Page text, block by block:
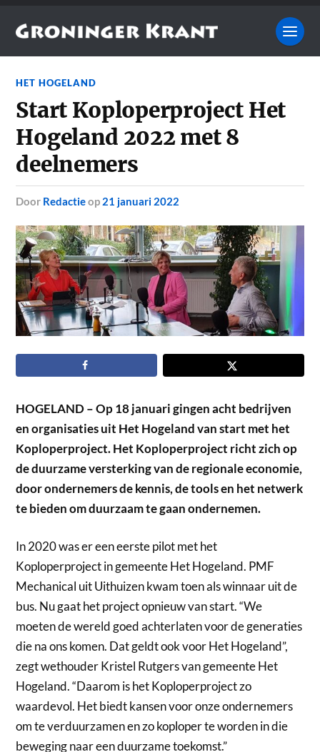
HET HOGELAND
Start Koploperproject Het
Hogeland 2022 met 8
deelnemers
door Redactieop 21 januari 2022
HOGELAND – Op 18 januari gingen acht bedrijven
en organisaties uit Het Hogeland van start met het
Koploperproject. Het Koploperproject richt zich op
de duurzame versterking van de regionale economie,
door ondernemers de kennis, de tools en het netwerk
te bieden om duurzaam te gaan ondernemen.
In 2020 was er een eerste pilot met het
Koploperproject in gemeente Het Hogeland. PMF
Mechanical uit Uithuizen kwam toen als winnaar uit de
bus. Nu gaat het project opnieuw van start. “We
moeten de wereld goed achterlaten voor de generaties
die na ons komen. Dat geldt ook voor Het Hogeland”,
zegt wethouder Kristel Rutgers van gemeente Het
Hogeland. “Daarom is het Koploperproject zo
waardevol. Het biedt kansen voor onze ondernemers
om te verduurzamen en zo koploper te worden in die
beweging naar een duurzame toekomst.”